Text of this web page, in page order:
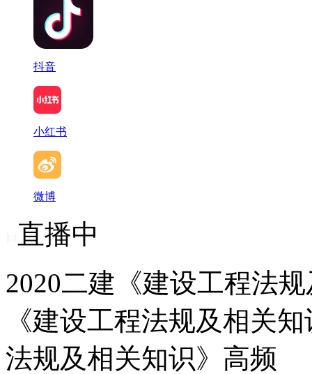
抖音
小红书
微博
直播中
2020二建《建设工程法
《建设工程法规及相关
法规及相关知识》高频